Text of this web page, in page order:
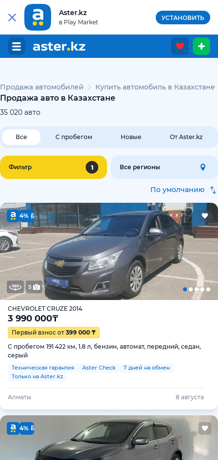
Aster.kz
в Play Market
УСТАНОВИТЬ
Продажа автомобилей Купить автомобиль в Казахстане
Продажа авто в Казахстане
35 020 авто
Все С пробегом Новые От Aster.kz
Фильтр 1 Все регионы
По умолчанию
4%
5
CHEVROLET CRUZE 2014
3 990 000₸
Первый взнос от 399 000 ₸
С пробегом 191 422 км, 1.8 л, бензин, автомат, передний, седан,
серый
Техническая гарантия Aster Check
7 дней на обмен
Только на Aster.kz
Алматы 8 августа
4%